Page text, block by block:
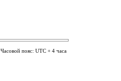
Часовой пояс: UTC + 4 часа